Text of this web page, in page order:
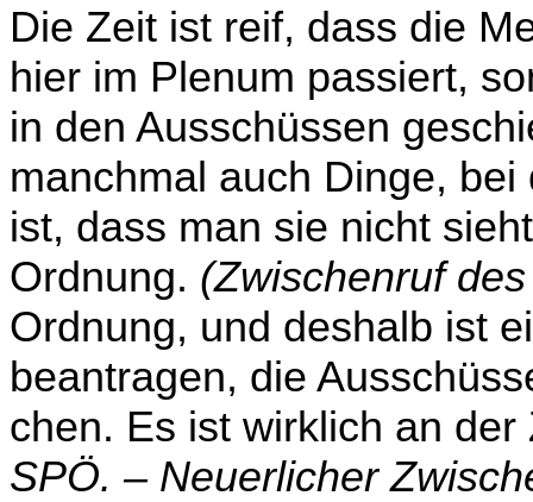
Die Zeit ist reif, dass die
hier im Plenum passiert,
in den Ausschüssen
manchmal auch Dinge,
ist, dass man sie nicht
Ordnung. (Zwischenruf
Ordnung, und deshalb ist
beantragen, die
chen. Es ist wirklich an
SPÖ. – Neuerlicher